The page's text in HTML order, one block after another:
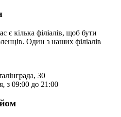
є кілька філіалів, щоб бути
Один з наших філіалів
30
з 09:00 до 21:00